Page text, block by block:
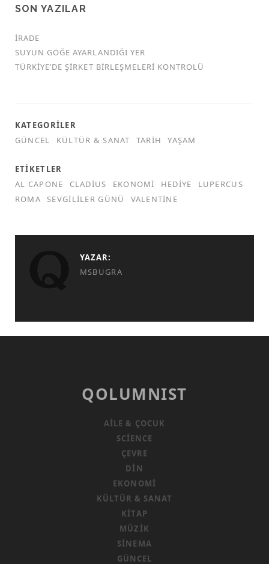
SON YAZILAR
İRADE
SUYUN GÖĞE AYARLANDIĞI YER
TÜRKİYE’DE ŞİRKET BİRLEŞMELERİ KONTROLÜ
KATEGORILER
GÜNCEL
KÜLTÜR & SANAT TARIH YAŞAM
ETIKETLER
AL CAPONE
CLADIUS EKONOMI HEDIYE
LUPERCUS
ROMA
SEVGILILER GÜNÜ VALENTINE
YAZAR:
MSBUGRA
QOLUMNIST
AILE & ÇOCUK
SCIENCE
ÇEVRE
DIN
EKONOMI
KÜLTÜR & SANAT
KITAP
MÜZIK
SINEMA
GÜNCEL